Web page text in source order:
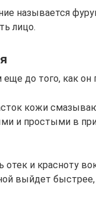
называется
лицо.
до того, как он
кожи
и простыми в
и красноту
выйдет